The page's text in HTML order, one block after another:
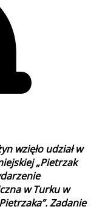
wzięło udział w
„Pietrzak
w Turku w
Zadanie